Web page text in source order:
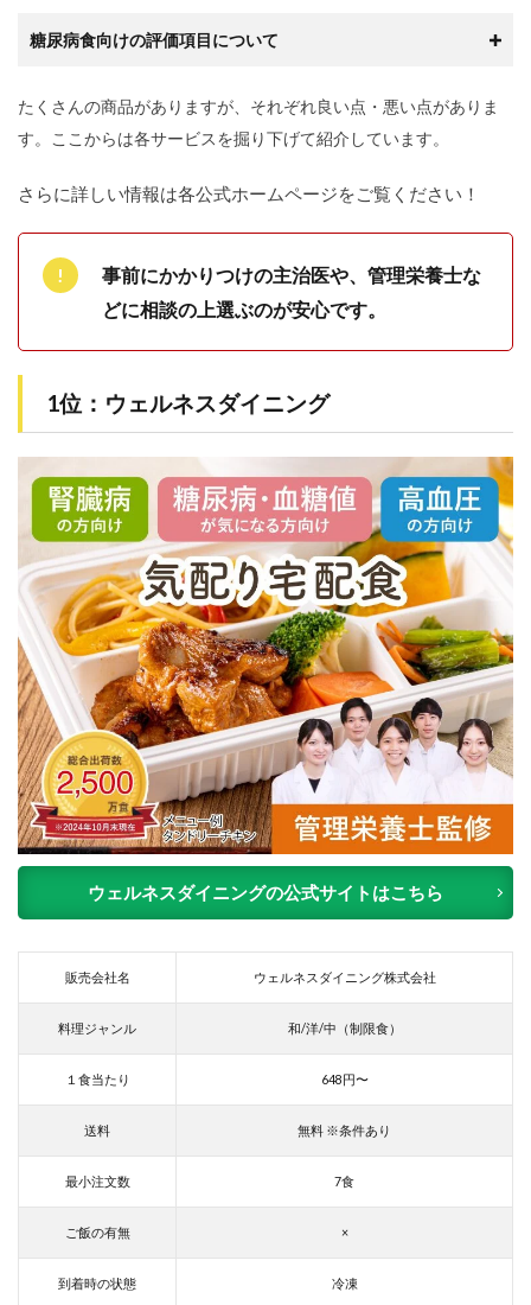
制限
があ
る宅
食サ
スが
すめ
3.2
2. 制
メニ
と
3.3
3. 管
理栄
養士
に相
談が
でき
るサ
ービ
スも
4
糖尿
病食
の宅
配弁
当の
糖尿病食向けの評価項目について
たくさんの商品がありますが、それぞれ良い点・悪い点がありま
す。ここからは各サービスを掘り下げて紹介しています。
さらに詳しい情報は各公式ホームページをご覧ください！
事前にかかりつけの主治医や、管理栄養士な
どに相談の上選ぶのが安心です。
1位：ウェルネスダイニング
ウェルネスダイニングの公式サイトはこちら
販売会社名 ウェルネスダイニング株式会社
料理ジャンル 和/洋/中（制限食）
１食当たり 648円〜
送料 無料 ※条件あり
最小注文数 7食
ご飯の有無 ×
到着時の状態 冷凍